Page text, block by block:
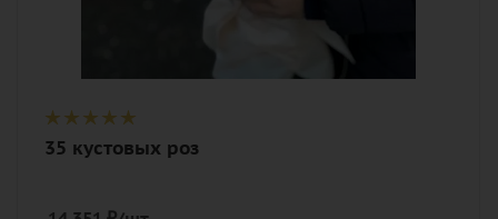
35 кустовых роз